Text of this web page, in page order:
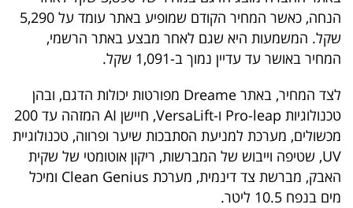
שיתופי
דרושים
ניוזלטרים
הנחה, כאשר המחיר הקודם שמופיע באתר עומד על 5,290
שקל. המשמעות היא שגם לאחר מבצע באתר הרשמי,
המחיר באושר עד עדיין נמוך ב-1,091 שקל.
לצד המחיר, באתר Dreame מפורטות יכולות הדגם, ובהן
טכנולוגיות Pro-leap ו-VersaLift, חיישן AI המזהה עד 200
מכשולים, מערכת למניעת הסתבכות שיער ופרווה, טכנולוגיית
UV, שטיפה וייבוש של המברשות, ריקון אוטומטי של שקית
האבק, מברשת צד דינמית, מערכת Clean Genius ומיכל
מים בנפח 10.5 ליטר.